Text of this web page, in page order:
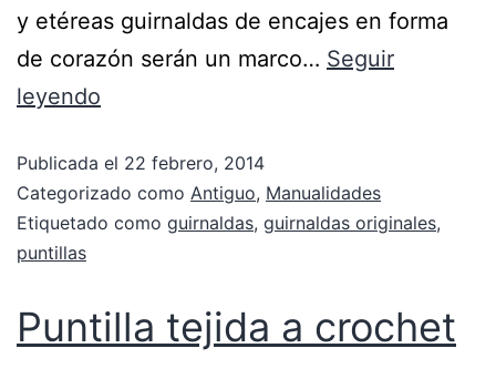
y etéreas guirnaldas de encajes en forma
de corazón serán un marco… Seguir
leyendo
Publicada el 22 febrero, 2014
Categorizado como Antiguo, Manualidades
Etiquetado como guirnaldas, guirnaldas originales,
puntillas
Puntilla tejida a crochet